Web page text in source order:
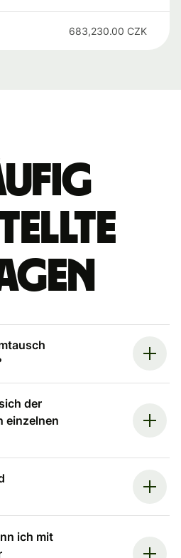
683,230.00 CZK
der
einzelnen
ich mit